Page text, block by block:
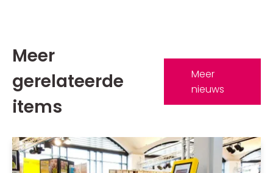
Meer
gerelateerde
items
Meer
nieuws